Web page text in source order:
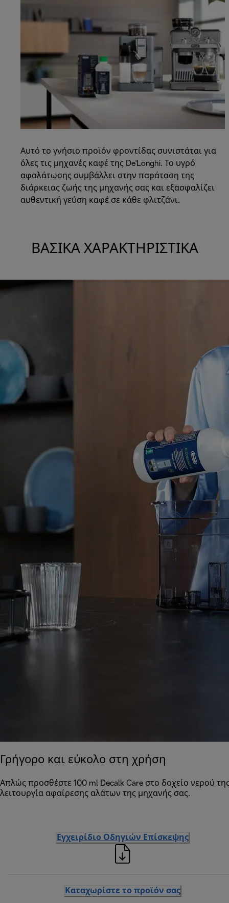
Αυτό το γνήσιο προϊόν φροντίδας συνιστάται για
όλες τις μηχανές καφέ της De'Longhi. Το υγρό
αφαλάτωσης συμβάλλει στην παράταση της
διάρκειας ζωής της μηχανής σας και εξασφαλίζει
αυθεντική γεύση καφέ σε κάθε φλιτζάνι.
ΒΑΣΙΚΆ ΧΑΡΑΚΤΗΡΙΣΤΙΚΆ
Γρήγορο και εύκολο στη χρήση
Απλώς προσθέστε 100 ml Decalk Care στο δοχείο νερού
λειτουργία αφαίρεσης αλάτων της μηχανής σας.
Εγχειρίδιο Οδηγιών Επίσκεψης
Καταχωρίστε το προϊόν σας